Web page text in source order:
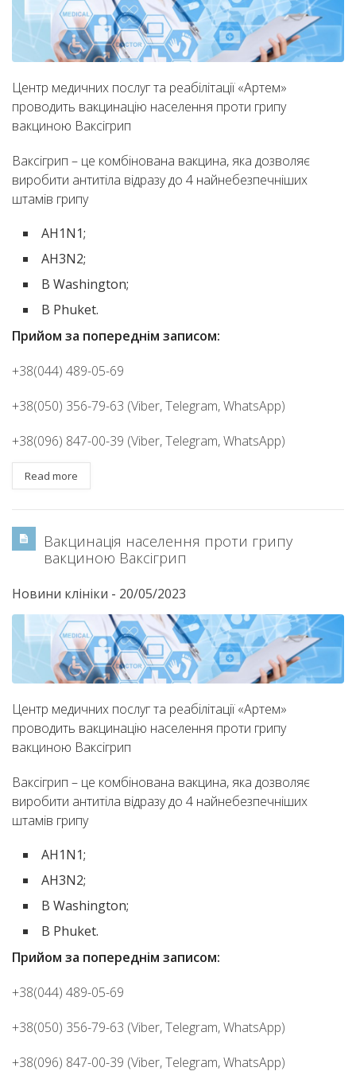
Центр медичних послуг та реабілітації «Артем»
проводить вакцинацію населення проти грипу
вакциною Ваксігрип
Ваксігрип – це комбінована вакцина, яка дозволяє
виробити антитіла відразу до 4 найнебезпечніших
штамів грипу
АH1N1;
AH3N2;
B Washington;
B Phuket.
Прийом за попереднім записом:
+38(044) 489-05-69
+38(050) 356-79-63 (Viber, Telegram, WhatsApp)
+38(096) 847-00-39 (Viber, Telegram, WhatsApp)
Read more
Вакцинація населення проти грипу
вакциною Ваксігрип
Новини клініки - 20/05/2023
Центр медичних послуг та реабілітації «Артем»
проводить вакцинацію населення проти грипу
вакциною Ваксігрип
Ваксігрип – це комбінована вакцина, яка дозволяє
виробити антитіла відразу до 4 найнебезпечніших
штамів грипу
АH1N1;
AH3N2;
B Washington;
B Phuket.
Прийом за попереднім записом:
+38(044) 489-05-69
+38(050) 356-79-63 (Viber, Telegram, WhatsApp)
+38(096) 847-00-39 (Viber, Telegram, WhatsApp)